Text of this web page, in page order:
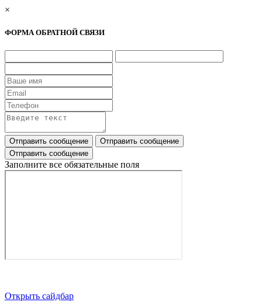
×
ФОРМА ОБРАТНОЙ СВЯЗИ
Заполните все обязательные поля
Открыть сайдбар